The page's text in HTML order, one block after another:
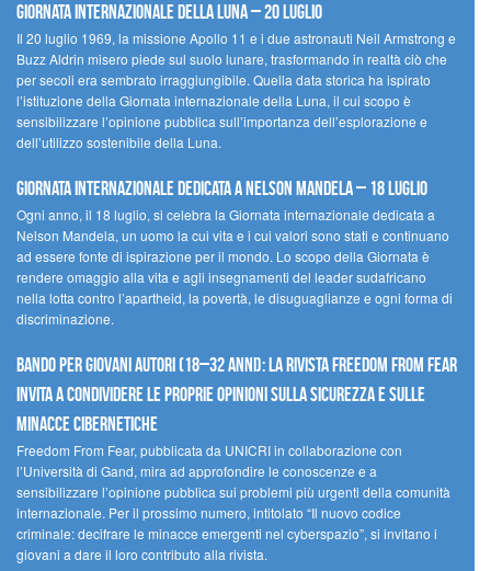
Giornata Internazionale della Luna – 20 luglio
Il 20 luglio 1969, la missione Apollo 11 e i due astronauti Neil Armstrong e
Buzz Aldrin misero piede sul suolo lunare, trasformando in realtà ciò che
per secoli era sembrato irraggiungibile. Quella data storica ha ispirato
l’istituzione della Giornata internazionale della Luna, il cui scopo è
sensibilizzare l’opinione pubblica sull’importanza dell’esplorazione e
dell’utilizzo sostenibile della Luna.
Giornata internazionale dedicata a Nelson Mandela – 18 luglio
Ogni anno, il 18 luglio, si celebra la Giornata internazionale dedicata a
Nelson Mandela, un uomo la cui vita e i cui valori sono stati e continuano
ad essere fonte di ispirazione per il mondo. Lo scopo della Giornata è
rendere omaggio alla vita e agli insegnamenti del leader sudafricano
nella lotta contro l’apartheid, la povertà, le disuguaglianze e ogni forma di
discriminazione.
Bando per giovani autori (18–32 anni): la Rivista Freedom From Fear
invita a condividere le proprie opinioni sulla sicurezza e sulle
minacce cibernetiche
Freedom From Fear, pubblicata da UNICRI in collaborazione con
l’Università di Gand, mira ad approfondire le conoscenze e a
sensibilizzare l’opinione pubblica sui problemi più urgenti della comunità
internazionale. Per il prossimo numero, intitolato “Il nuovo codice
criminale: decifrare le minacce emergenti nel cyberspazio”, si invitano i
giovani a dare il loro contributo alla rivista.